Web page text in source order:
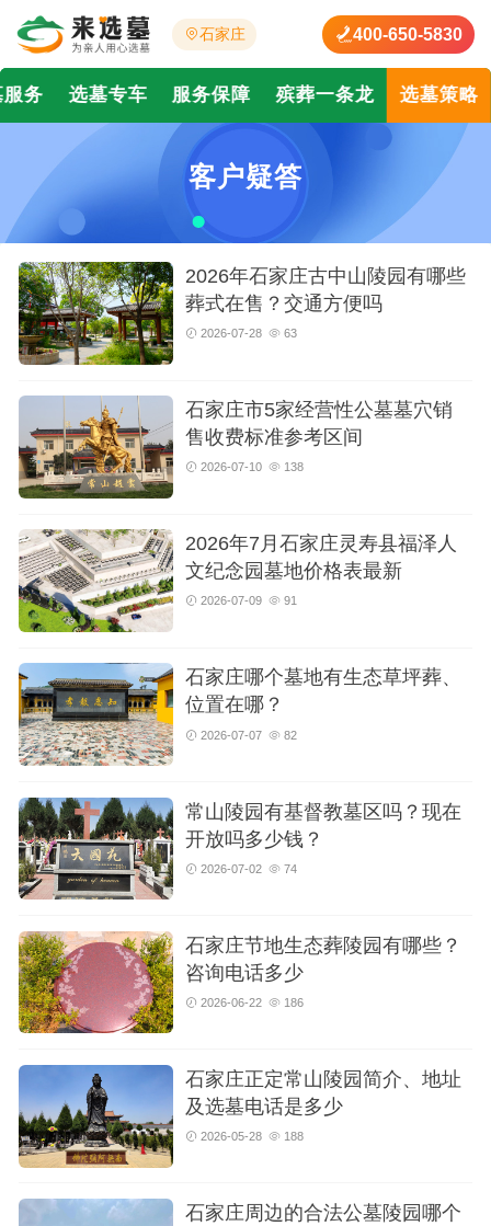
石家庄 400-650-5830
务 选墓专车 服务保障 殡葬一条龙 选墓策略
客户疑答
2026年石家庄古中山陵园有哪些
葬式在售？交通方便吗
2026-07-28 63
石家庄市5家经营性公墓墓穴销
售收费标准参考区间
2026-07-10 138
2026年7月石家庄灵寿县福泽人
文纪念园墓地价格表最新
2026-07-09 91
石家庄哪个墓地有生态草坪葬、
位置在哪？
2026-07-07 82
常山陵园有基督教墓区吗？现在
开放吗多少钱？
2026-07-02 74
石家庄节地生态葬陵园有哪些？
咨询电话多少
2026-06-22 186
石家庄正定常山陵园简介、地址
及选墓电话是多少
2026-05-28 188
石家庄周边的合法公墓陵园哪个